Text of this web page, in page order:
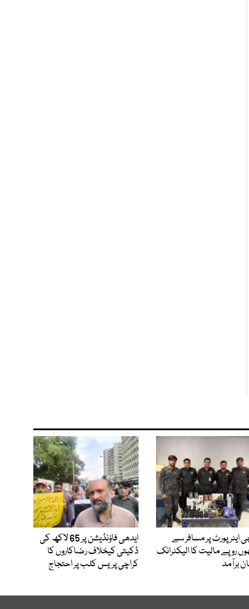
ایئرپورٹ پر مسافر سے
روپے مالیت کا الیکٹرانک
برآمد
ایدھی فاؤنڈیشن پر 65 لاکھ کی
ڈکیتی کیخلاف رضاکاروں کا
کراچی پریس کلب پر احتجاج